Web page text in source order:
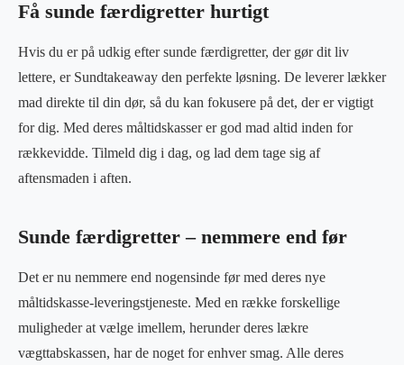
Få sunde færdigretter hurtigt
Hvis du er på udkig efter sunde færdigretter, der gør dit liv
lettere, er Sundtakeaway den perfekte løsning. De leverer lækker
mad direkte til din dør, så du kan fokusere på det, der er vigtigt
for dig. Med deres måltidskasser er god mad altid inden for
rækkevidde. Tilmeld dig i dag, og lad dem tage sig af
aftensmaden i aften.
Sunde færdigretter – nemmere end før
Det er nu nemmere end nogensinde før med deres nye
måltidskasse-leveringstjeneste. Med en række forskellige
muligheder at vælge imellem, herunder deres lækre
vægttabskassen, har de noget for enhver smag. Alle deres